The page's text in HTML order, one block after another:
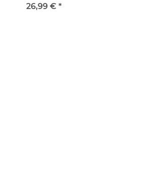
Playstation Portable
26,99 € *